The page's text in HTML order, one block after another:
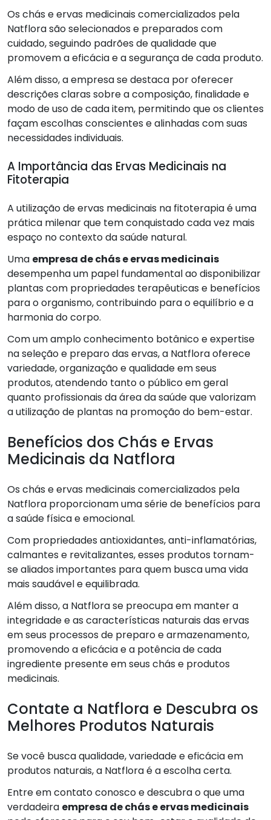
Os chás e ervas medicinais comercializados pela
Natflora são selecionados e preparados com
cuidado, seguindo padrões de qualidade que
promovem a eficácia e a segurança de cada produto.
Além disso, a empresa se destaca por oferecer
descrições claras sobre a composição, finalidade e
modo de uso de cada item, permitindo que os clientes
façam escolhas conscientes e alinhadas com suas
necessidades individuais.
A Importância das Ervas Medicinais na
Fitoterapia
A utilização de ervas medicinais na fitoterapia é uma
prática milenar que tem conquistado cada vez mais
espaço no contexto da saúde natural.
Uma empresa de chás e ervas medicinais
desempenha um papel fundamental ao disponibilizar
plantas com propriedades terapêuticas e benefícios
para o organismo, contribuindo para o equilíbrio e a
harmonia do corpo.
Com um amplo conhecimento botânico e expertise
na seleção e preparo das ervas, a Natflora oferece
variedade, organização e qualidade em seus
produtos, atendendo tanto o público em geral
quanto profissionais da área da saúde que valorizam
a utilização de plantas na promoção do bem-estar.
Benefícios dos Chás e Ervas
Medicinais da Natflora
Os chás e ervas medicinais comercializados pela
Natflora proporcionam uma série de benefícios para
a saúde física e emocional.
Com propriedades antioxidantes, anti-inflamatórias,
calmantes e revitalizantes, esses produtos tornam-
se aliados importantes para quem busca uma vida
mais saudável e equilibrada.
Além disso, a Natflora se preocupa em manter a
integridade e as características naturais das ervas
em seus processos de preparo e armazenamento,
promovendo a eficácia e a potência de cada
ingrediente presente em seus chás e produtos
medicinais.
Contate a Natflora e Descubra os
Melhores Produtos Naturais
Se você busca qualidade, variedade e eficácia em
produtos naturais, a Natflora é a escolha certa.
Entre em contato conosco e descubra o que uma
verdadeira empresa de chás e ervas medicinais